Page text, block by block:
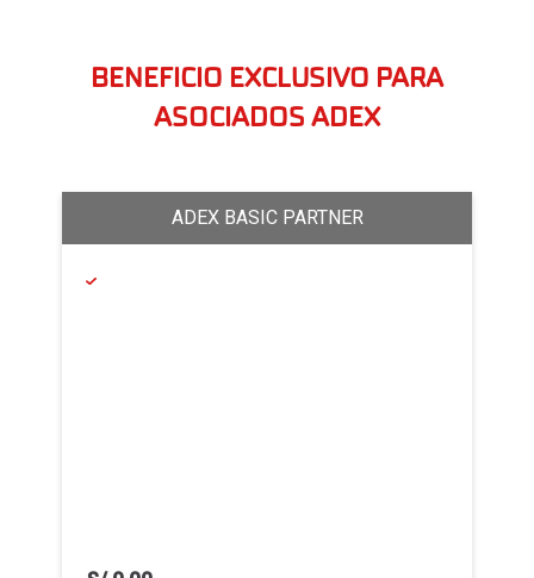
BENEFICIO EXCLUSIVO PARA
ASOCIADOS ADEX
ADEX BASIC PARTNER